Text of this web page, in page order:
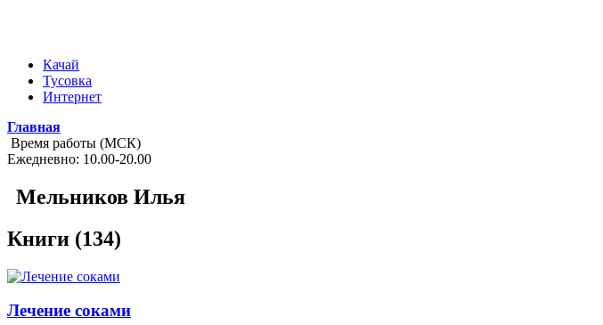
Качай
Тусовка
Интернет
Главная
Время работы (МСК)
Ежедневно: 10.00-20.00
Мельников Илья
Книги (134)
Лечение соками